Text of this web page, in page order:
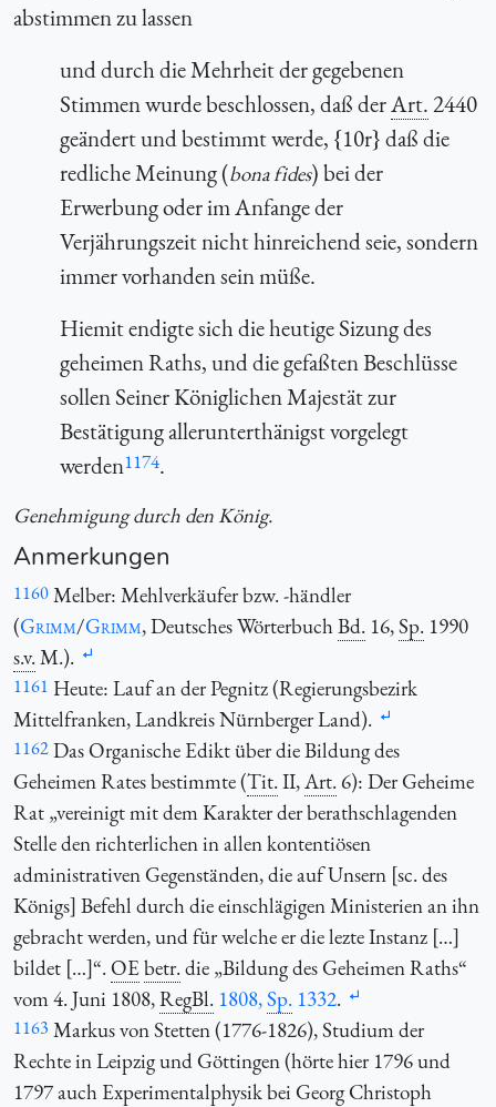
abstimmen zu lassen
und durch die Mehrheit der gegebenen
Stimmen wurde beschlossen, daß derArt.2440
geändert und bestimmt werde, {10r} daß die
redliche Meinung (bona fides) bei der
Erwerbung oder im Anfange der
Verjährungszeit nicht hinreichend seie, sondern
immer vorhanden sein müße.
Hiemit endigte sich die heutige Sizung des
geheimen Raths, und die gefaßten Beschlüsse
sollen Seiner Königlichen Majestät zur
Bestätigung allerunterthänigst vorgelegt
werden1174.
Genehmigung durch den König.
Anmerkungen
1160Melber: Mehlverkäufer bzw. -händler
(Grimm/Grimm, Deutsches WörterbuchBd. 16,Sp. 1990
s.v.M.).
1161 Heute: Lauf an der Pegnitz (Regierungsbezirk
Mittelfranken, Landkreis Nürnberger Land).
1162Das Organische Edikt über die Bildung des
Geheimen Rates bestimmte (Tit.II,Art. 6): Der Geheime
Rat „vereinigt mit dem Karakter der berathschlagenden
Stelle den richterlichen in allen kontentiösen
administrativen Gegenständen, die auf Unsern [sc. des
Königs] Befehl durch die einschlägigen Ministerien an ihn
gebracht werden, und für welche er die lezte Instanz […]
bildet […]“.OEbetr.die „Bildung des Geheimen Raths“
vom 4. Juni 1808,RegBl. 1808,Sp. 1332.
1163 Markus von Stetten (1776-1826), Studium der
Rechte in Leipzig und Göttingen (hörte hier 1796 und
1797 auch Experimentalphysik bei Georg Christoph